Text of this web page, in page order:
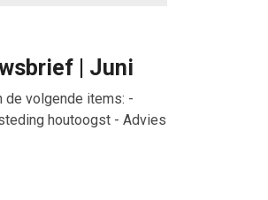
| Juni
de volgende items: -
houtoogst - Advies